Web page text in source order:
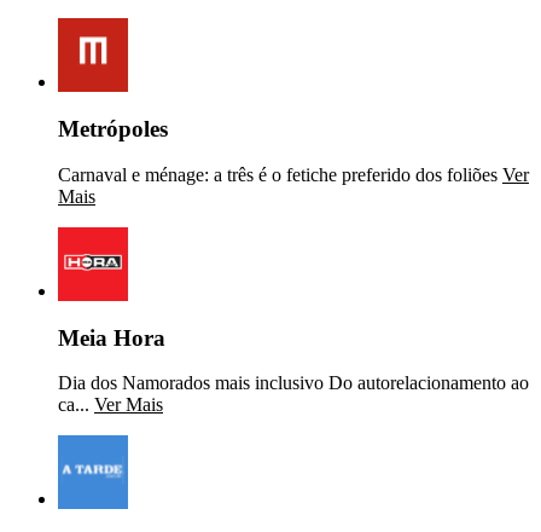
Metrópoles
Carnaval e ménage: a três é o fetiche preferido dos foliões Ver
Mais
Meia Hora
Dia dos Namorados mais inclusivo Do autorelacionamento ao
ca... Ver Mais